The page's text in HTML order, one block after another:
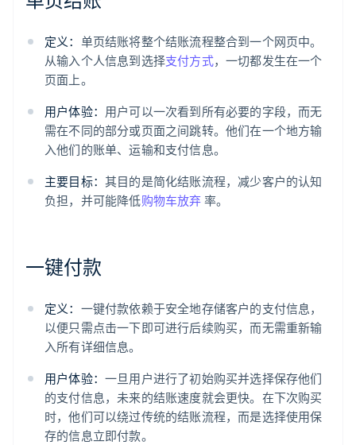
定义： 单页结账将整个结账流程整合到一个网页中。
从输入个人信息到选择支付方式，一切都发生在一个
页面上。
用户体验： 用户可以一次看到所有必要的字段，而无
需在不同的部分或页面之间跳转。他们在一个地方输
入他们的账单、运输和支付信息。
主要目标： 其目的是简化结账流程，减少客户的认知
负担，并可能降低购物车放弃 率。
一键付款
定义： 一键付款依赖于安全地存储客户的支付信息，
以便只需点击一下即可进行后续购买，而无需重新输
入所有详细信息。
用户体验： 一旦用户进行了初始购买并选择保存他们
的支付信息，未来的结账速度就会更快。在下次购买
时，他们可以绕过传统的结账流程，而是选择使用保
存的信息立即付款。